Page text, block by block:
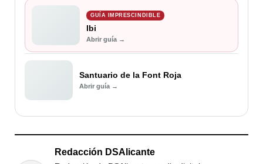
GUÍA IMPRESCINDIBLE
Ibi
Abrir guía →
Santuario de la Font Roja
Abrir guía →
Redacción DSAlicante